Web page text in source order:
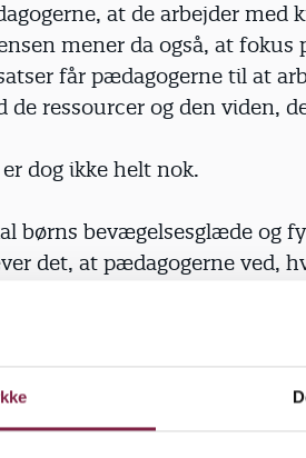
at de arbejder med
mener da også, at
får pædagogerne til at
de ressourcer og den viden,
er dog ikke helt nok.
børns bevægelsesglæde og
det, at pædagogerne ved,